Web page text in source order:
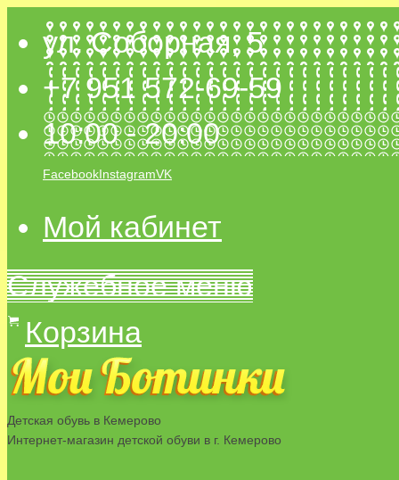
ул. Соборная, 5
+7 951 572-69-59
10:00 - 20:00
FacebookInstagramVK
Мой кабинет
Служебное меню
Корзина
Детская обувь в Кемерово
Интернет-магазин детской обуви в г. Кемерово